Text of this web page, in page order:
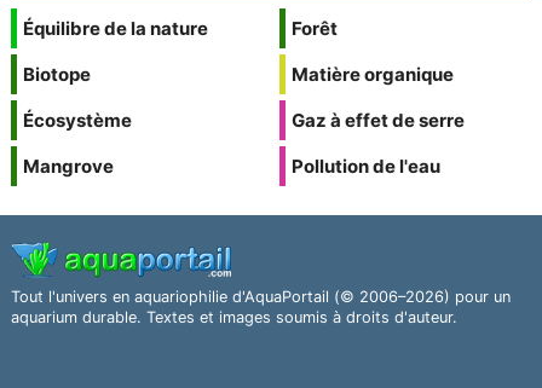
Équilibre de la nature
Biotope
Écosystème
Mangrove
Forêt
Matière organique
Gaz à effet de serre
Pollution de l'eau
Tout l'univers en aquariophilie d'AquaPortail (© 2006–2026) pour un
aquarium durable. Textes et images soumis à droits d'auteur.